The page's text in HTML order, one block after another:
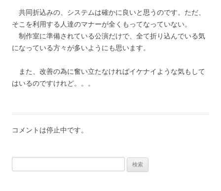
共同折込みの、システムは確かに良いと思うのです。ただ、
そこを利用する人達のマナーが全くもってなっていない。
制作室に準備されている公演だけで、全て折り込んでいる気
になっている方々が多いようにも思います。
また、改善の為に奮い立たなければイケナイような気もして
はいるのですけれど。。。
コメントは停止中です。